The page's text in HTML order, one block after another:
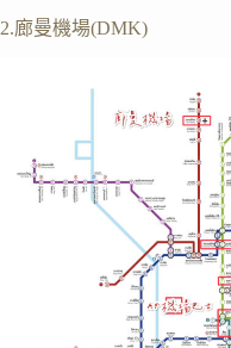
2.廊曼機場(DMK)